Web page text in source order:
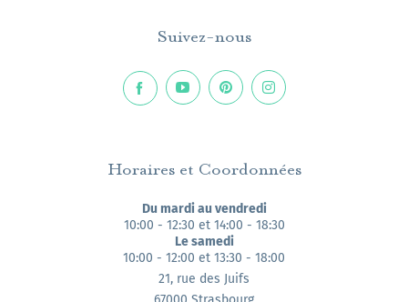
Suivez-nous
Horaires et Coordonnées
Du mardi au vendredi
10:00 - 12:30 et 14:00 - 18:30
Le samedi
10:00 - 12:00 et 13:30 - 18:00
21, rue des Juifs